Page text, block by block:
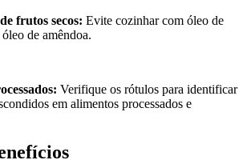
frutos secos: Evite cozinhar com óleo de
de amêndoa.
Verifique os rótulos para identificar
em alimentos processados e